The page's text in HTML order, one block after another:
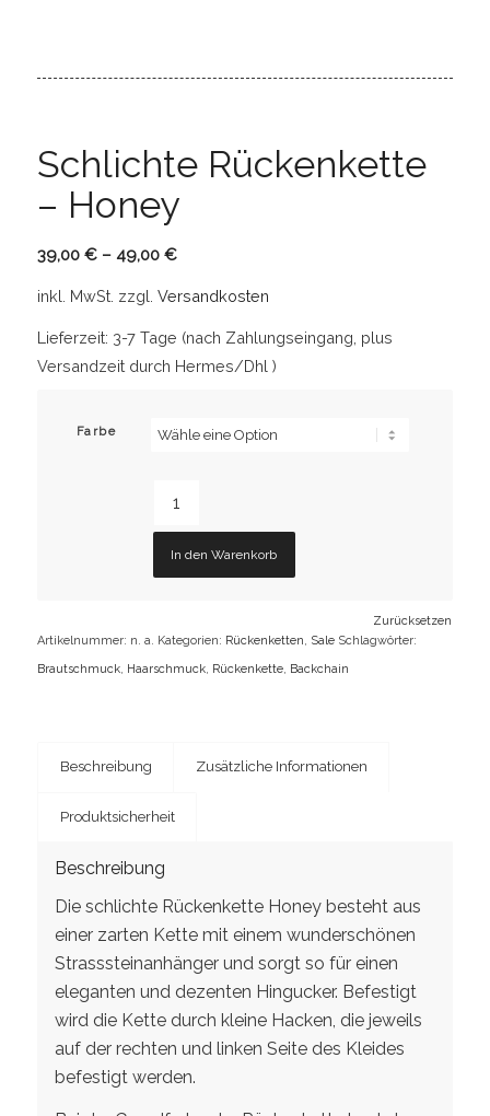
Schlichte Rückenkette
– Honey
39,00 €– 49,00 €
inkl. MwSt. zzgl. Versandkosten
Lieferzeit: 3-7 Tage (nach Zahlungseingang, plus
Versandzeit durch Hermes/Dhl )
Farbe
Zurücksetzen
In den Warenkorb
Artikelnummer: n. a. Kategorien: Rückenketten, Sale Schlagwörter:
Brautschmuck, Haarschmuck, Rückenkette, Backchain
Beschreibung Zusätzliche Informationen
Produktsicherheit
Beschreibung
Die schlichte Rückenkette Honey besteht aus
einer zarten Kette mit einem wunderschönen
Strasssteinanhänger und sorgt so für einen
eleganten und dezenten Hingucker. Befestigt
wird die Kette durch kleine Hacken, die jeweils
auf der rechten und linken Seite des Kleides
befestigt werden.